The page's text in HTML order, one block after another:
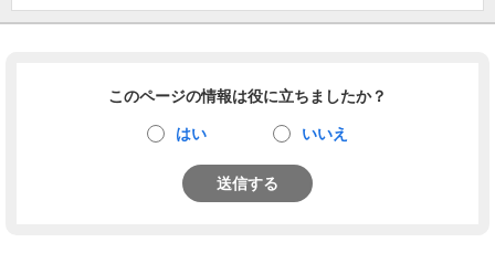
このページの情報は役に立ちましたか？
はい いいえ
送信する